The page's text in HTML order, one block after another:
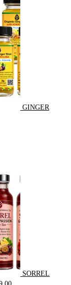
GINGER
SORREL
Current